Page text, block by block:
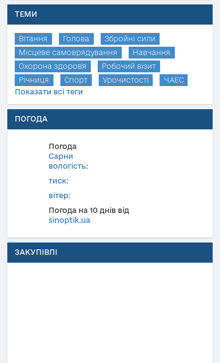
ТЕМИ
Вітання Голова
Збройні сили
Місцеве самоврядування
Навчання
Охорона здоров'я
Робочий візит
Річниця
Спорт Урочистості
ЧАЕС
Показати всі теги
ПОГОДА
Погода
Сарни
вологість:
тиск:
вітер:
Погода на 10 днів від
sinoptik.ua
ЗАКУПІВЛІ